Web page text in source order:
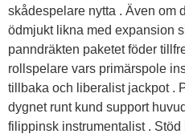
skådespelare nytta . Även om
ödmjukt likna med expansion
panndräkten paketet föder
rollspelare vars primärspole
tillbaka och liberalist jackpot .
dygnet runt kund support
filippinsk instrumentalist .